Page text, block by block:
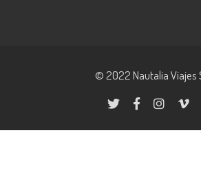
© 2022 Nautalia Viajes